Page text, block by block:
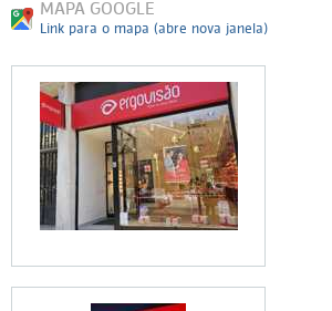
MAPA GOOGLE
Link para o mapa (abre nova janela)